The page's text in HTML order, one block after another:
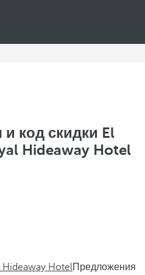
код скидки El
Hideaway Hotel
Hideaway HotelПредложения